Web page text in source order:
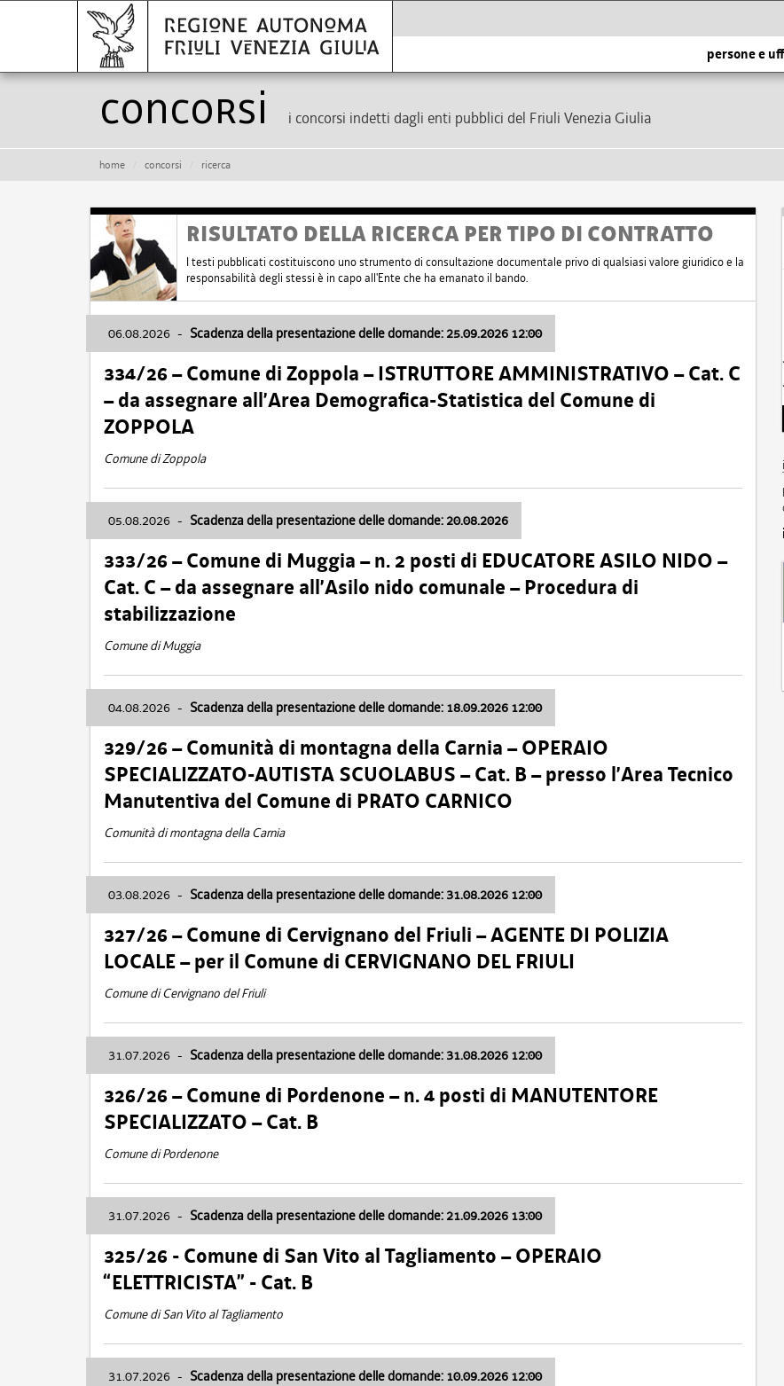
persone e
Concorsi i concorsi indetti dagli enti pubblici del Friuli Venezia Giulia
home concorsi ricerca
RISULTATO DELLA RICERCA PER TIPO DI CONTRATTO
I testi pubblicati costituiscono uno strumento di consultazione documentale privo di qualsiasi valore giuridico e la
responsabilità degli stessi è in capo all'Ente che ha emanato il bando.
06.08.2026 - Scadenza della presentazione delle domande: 25.09.2026 12:00
334/26 – Comune di Zoppola – ISTRUTTORE AMMINISTRATIVO – Cat. C
– da assegnare all’Area Demografica-Statistica del Comune di
ZOPPOLA
Comune di Zoppola
05.08.2026 - Scadenza della presentazione delle domande: 20.08.2026
333/26 – Comune di Muggia – n. 2 posti di EDUCATORE ASILO NIDO –
Cat. C – da assegnare all’Asilo nido comunale – Procedura di
stabilizzazione
Comune di Muggia
04.08.2026 - Scadenza della presentazione delle domande: 18.09.2026 12:00
329/26 – Comunità di montagna della Carnia – OPERAIO
SPECIALIZZATO-AUTISTA SCUOLABUS – Cat. B – presso l’Area Tecnico
Manutentiva del Comune di PRATO CARNICO
Comunità di montagna della Carnia
03.08.2026 - Scadenza della presentazione delle domande: 31.08.2026 12:00
327/26 – Comune di Cervignano del Friuli – AGENTE DI POLIZIA
LOCALE – per il Comune di CERVIGNANO DEL FRIULI
Comune di Cervignano del Friuli
31.07.2026 - Scadenza della presentazione delle domande: 31.08.2026 12:00
326/26 – Comune di Pordenone – n. 4 posti di MANUTENTORE
SPECIALIZZATO – Cat. B
Comune di Pordenone
31.07.2026 - Scadenza della presentazione delle domande: 21.09.2026 13:00
325/26 - Comune di San Vito al Tagliamento – OPERAIO
“ELETTRICISTA” - Cat. B
Comune di San Vito al Tagliamento
31.07.2026 - Scadenza della presentazione delle domande: 10.09.2026 12:00